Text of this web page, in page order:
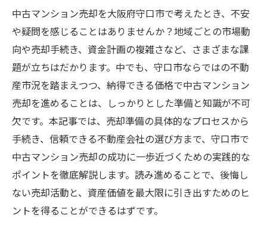
中古マンション売却を大阪府守口市で考えたとき、不安
や疑問を感じることはありませんか？地域ごとの市場動
向や売却手続き、資金計画の複雑さなど、さまざまな課
題が立ちはだかります。中でも、守口市ならではの不動
産市況を踏まえつつ、納得できる価格で中古マンション
売却を進めることは、しっかりとした準備と知識が不可
欠です。本記事では、売却準備の具体的なプロセスから
手続き、信頼できる不動産会社の選び方まで、守口市で
中古マンション売却の成功に一歩近づくための実践的な
ポイントを徹底解説します。読み進めることで、後悔し
ない売却活動と、資産価値を最大限に引き出すためのヒ
ントを得ることができるはずです。